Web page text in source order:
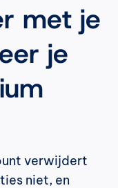
met je
je
verwijdert
niet, en